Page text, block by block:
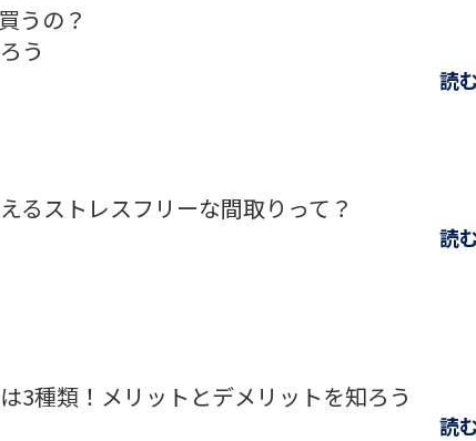
うの？
う
読
るストレスフリーな間取りって？
読
3種類！メリットとデメリットを知ろう
読